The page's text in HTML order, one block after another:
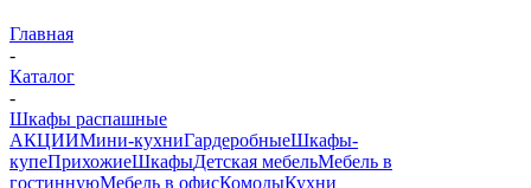
Главная
-
Каталог
-
Шкафы распашные
АКЦИИМини-кухниГардеробныеШкафы-
купеПрихожиеШкафыДетская мебельМебель в
гостиннуюМебель в офисКомодыКухни